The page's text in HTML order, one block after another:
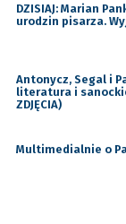
DZISIAJ: Marian
urodzin pisarza.
Antonycz, Segal i
literatura i
ZDJĘCIA)
Multimedialnie o